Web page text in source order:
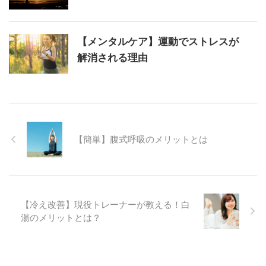
【メンタルケア】運動でストレスが
解消される理由
【簡単】腹式呼吸のメリットとは
【冷え改善】現役トレーナーが教える！白
湯のメリットとは？